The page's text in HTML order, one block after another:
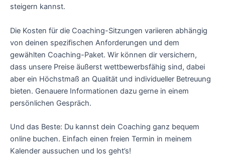
steigern kannst.
Die Kosten für die Coaching-Sitzungen variieren abhängig
von deinen spezifischen Anforderungen und dem
gewählten Coaching-Paket. Wir können dir versichern,
dass unsere Preise äußerst wettbewerbsfähig sind, dabei
aber ein Höchstmaß an Qualität und individueller Betreuung
bieten. Genauere Informationen dazu gerne in einem
persönlichen Gespräch.
Und das Beste: Du kannst dein Coaching ganz bequem
online buchen. Einfach einen freien Termin in meinem
Kalender aussuchen und los geht’s!